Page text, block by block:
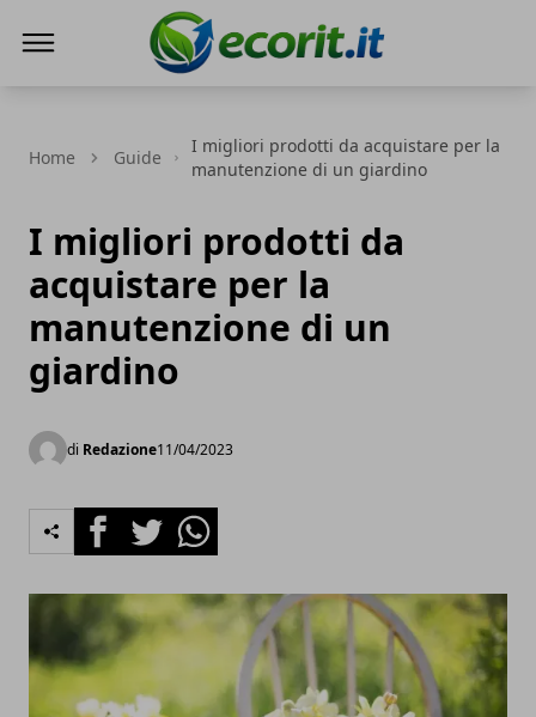
Home Guide
I migliori prodotti da acquistare per la
manutenzione di un giardino
I migliori prodotti da
acquistare per la
manutenzione di un
giardino
di Redazione11/04/2023
FacebookTwitterWhatsapp